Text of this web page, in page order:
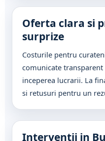
Oferta clara si
surprize
Costurile pentru
comunicate
inceperea lucrarii. La
si retusuri pentru un
Interventii in